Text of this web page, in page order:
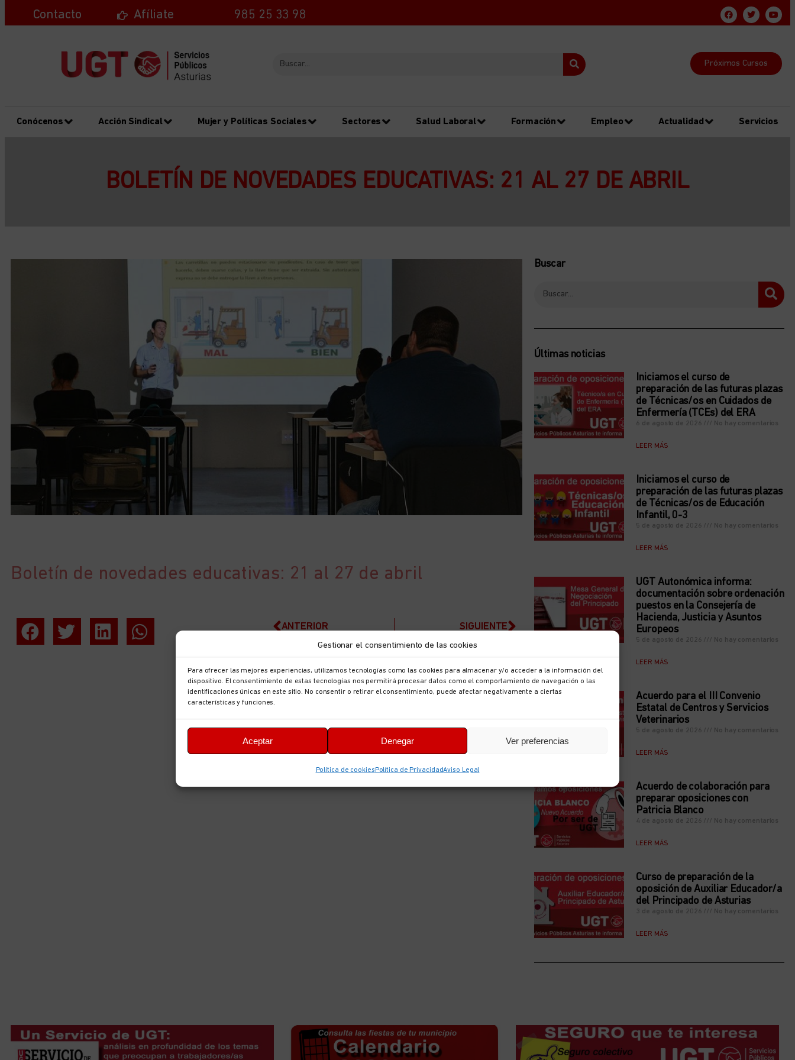
Gestionar el consentimiento de las cookies
Para ofrecer las mejores experiencias, utilizamos tecnologías como las cookies para almacenar y/o acceder a la información del
dispositivo. El consentimiento de estas tecnologías nos permitirá procesar datos como el comportamiento de navegación o las
identificaciones únicas en este sitio. No consentir o retirar el consentimiento, puede afectar negativamente a ciertas
características y funciones.
Aceptar Denegar Ver preferencias
Política de cookies Política de PrivacidadAviso Legal
Contacto Afíliate 985 25 33 98
Próximos Cursos
Conócenos Acción Sindical Mujer y Políticas Sociales Sectores Salud Laboral Formación Empleo Actualidad Servicios
BOLETÍN DE NOVEDADES EDUCATIVAS: 21 AL 27 DE ABRIL
Boletín de novedades educativas: 21 al 27 de abril
ANTERIOR SIGUIENTE
Buscar
Últimas noticias
Iniciamos el curso de
preparación de las futuras plazas
de Técnicas/os en Cuidados de
Enfermería (TCEs) del ERA
6 de agosto de 2026 No hay comentarios
LEER MÁS
Iniciamos el curso de
preparación de las futuras plazas
de Técnicas/os de Educación
Infantil, 0-3
5 de agosto de 2026 No hay comentarios
LEER MÁS
UGT Autonómica informa:
documentación sobre ordenación
puestos en la Consejería de
Hacienda, Justicia y Asuntos
Europeos
5 de agosto de 2026 No hay comentarios
LEER MÁS
Acuerdo para el III Convenio
Estatal de Centros y Servicios
Veterinarios
5 de agosto de 2026 No hay comentarios
LEER MÁS
Acuerdo de colaboración para
preparar oposiciones con
Patricia Blanco
4 de agosto de 2026 No hay comentarios
LEER MÁS
Curso de preparación de la
oposición de Auxiliar Educador/a
del Principado de Asturias
3 de agosto de 2026 No hay comentarios
LEER MÁS